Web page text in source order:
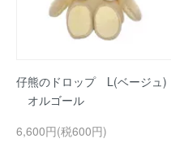
仔熊のドロップ L(ベージュ)
オルゴール
6,600円(税600円)